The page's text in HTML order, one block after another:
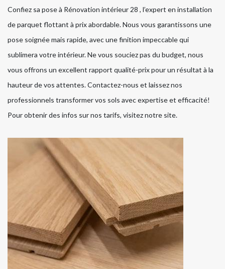
Confiez sa pose à Rénovation intérieur 28 , l’expert en installation
de parquet flottant à prix abordable. Nous vous garantissons une
pose soignée mais rapide, avec une finition impeccable qui
sublimera votre intérieur. Ne vous souciez pas du budget, nous
vous offrons un excellent rapport qualité-prix pour un résultat à la
hauteur de vos attentes. Contactez-nous et laissez nos
professionnels transformer vos sols avec expertise et efficacité!
Pour obtenir des infos sur nos tarifs, visitez notre site.